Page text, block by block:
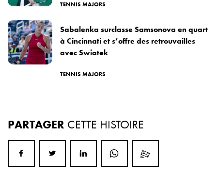
TENNIS MAJORS
Sabalenka surclasse Samsonova en quart
à Cincinnati et s’offre des retrouvailles
avec Swiatek
TENNIS MAJORS
PARTAGER CETTE HISTOIRE